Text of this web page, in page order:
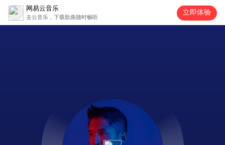
网易云音乐
去云音乐，下载歌曲随时畅听
立即体验